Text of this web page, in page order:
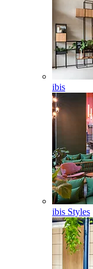
ibis
ibis Styles